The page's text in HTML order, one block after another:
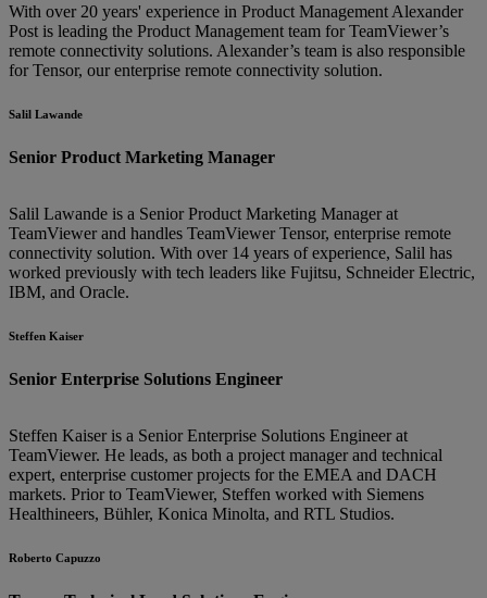
With over 20 years' experience in Product Management Alexander
Post is leading the Product Management team for TeamViewer’s
remote connectivity solutions. Alexander’s team is also responsible
for Tensor, our enterprise remote connectivity solution.
Salil Lawande
Senior Product Marketing Manager
Salil Lawande is a Senior Product Marketing Manager at
TeamViewer and handles TeamViewer Tensor, enterprise remote
connectivity solution. With over 14 years of experience, Salil has
worked previously with tech leaders like Fujitsu, Schneider Electric,
IBM, and Oracle.
Steffen Kaiser
Senior Enterprise Solutions Engineer
Steffen Kaiser is a Senior Enterprise Solutions Engineer at
TeamViewer. He leads, as both a project manager and technical
expert, enterprise customer projects for the EMEA and DACH
markets. Prior to TeamViewer, Steffen worked with Siemens
Healthineers, Bühler, Konica Minolta, and RTL Studios.
Roberto Capuzzo